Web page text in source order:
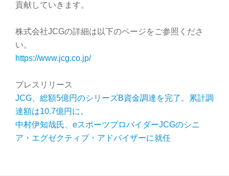
貢献していきます。
株式会社JCGの詳細は以下のページをご参照くださ
い。
https://www.jcg.co.jp/
プレスリリース
JCG、総額5億円のシリーズB資金調達を完了。累計調
達額は10.7億円に。
中村伊知哉氏、eスポーツプロバイダーJCGのシニ
ア・エグゼクティブ・アドバイザーに就任